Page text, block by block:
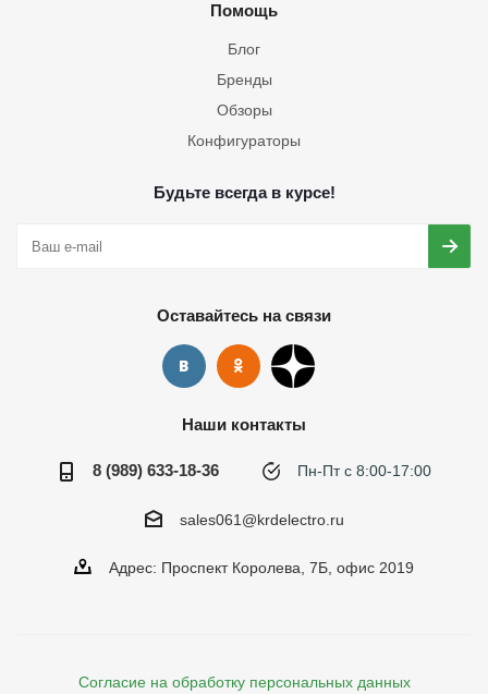
Помощь
Блог
Бренды
Обзоры
Конфигураторы
Будьте всегда в курсе!
Оставайтесь на связи
Наши контакты
8 (989) 633-18-36 Пн-Пт с 8:00-17:00
sales061@krdelectro.ru
Адрес: Проспект Королева, 7Б, офис 2019
Согласие на обработку персональных данных